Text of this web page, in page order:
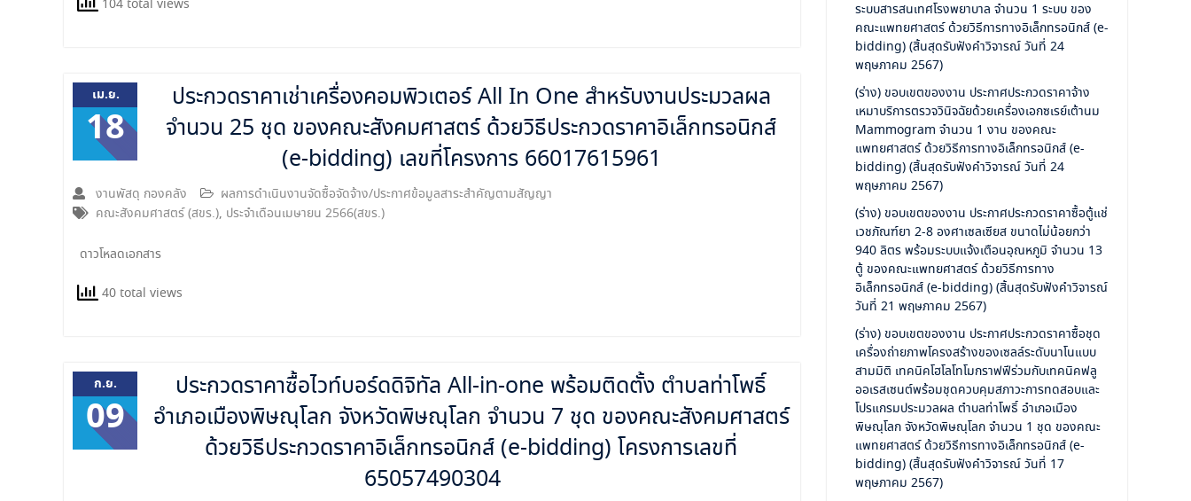
104 total views
เม.ย.
18
ประกวดราคาเช่าเครื่องคอมพิวเตอร์ All In One สำหรับงานประมวลผล
จำนวน 25 ชุด ของคณะสังคมศาสตร์ ด้วยวิธีประกวดราคาอิเล็กทรอนิกส์
(e-bidding) เลขที่โครงการ 66017615961
งานพัสดุ กองคลัง
ผลการดำเนินงานจัดซื้อจัดจ้าง/ประกาศข้อมูลสาระสำคัญตามสัญญา
คณะสังคมศาสตร์ (สขร.), ประจำเดือนเมษายน 2566(สขร.)
ดาวโหลดเอกสาร
40 total views
ก.ย.
09
ประกวดราคาซื้อไวท์บอร์ดดิจิทัล All-in-one พร้อมติดตั้ง ตำบลท่าโพธิ์
อำเภอเมืองพิษณุโลก จังหวัดพิษณุโลก จำนวน 7 ชุด ของคณะสังคมศาสตร์
ด้วยวิธีประกวดราคาอิเล็กทรอนิกส์ (e-bidding) โครงการเลขที่
65057490304
ระบบสารสนเทศโรงพยาบาล จำนวน 1 ระบบ ของ
คณะแพทยศาสตร์ ด้วยวิธีการทางอิเล็กทรอนิกส์ (e-
bidding) (สิ้นสุดรับฟังคำวิจารณ์ วันที่ 24
พฤษภาคม 2567)
(ร่าง) ขอบเขตของงาน ประกาศประกวดราคาจ้าง
เหมาบริการตรวจวินิจฉัยด้วยเครื่องเอกซเรย์เต้านม
Mammogram จำนวน 1 งาน ของคณะ
แพทยศาสตร์ ด้วยวิธีการทางอิเล็กทรอนิกส์ (e-
bidding) (สิ้นสุดรับฟังคำวิจารณ์ วันที่ 24
พฤษภาคม 2567)
(ร่าง) ขอบเขตของงาน ประกาศประกวดราคาซื้อตู้แช่
เวชภัณฑ์ยา 2-8 องศาเซลเซียส ขนาดไม่น้อยกว่า
940 ลิตร พร้อมระบบแจ้งเตือนอุณหภูมิ จำนวน 13
ตู้ ของคณะแพทยศาสตร์ ด้วยวิธีการทาง
อิเล็กทรอนิกส์ (e-bidding) (สิ้นสุดรับฟังคำวิจารณ์
วันที่ 21 พฤษภาคม 2567)
(ร่าง) ขอบเขตของงาน ประกาศประกวดราคาซื้อชุด
เครื่องถ่ายภาพโครงสร้างของเซลล์ระดับนาโนแบบ
สามมิติ เทคนิคโฮโลโทโมกราฟฟีร่วมกับเทคนิคฟลู
ออเรสเซนต์พร้อมชุดควบคุมสภาวะการทดสอบและ
โปรแกรมประมวลผล ตำบลท่าโพธิ์ อำเภอเมือง
พิษณุโลก จังหวัดพิษณุโลก จำนวน 1 ชุด ของคณะ
แพทยศาสตร์ ด้วยวิธีการทางอิเล็กทรอนิกส์ (e-
bidding) (สิ้นสุดรับฟังคำวิจารณ์ วันที่ 17
พฤษภาคม 2567)